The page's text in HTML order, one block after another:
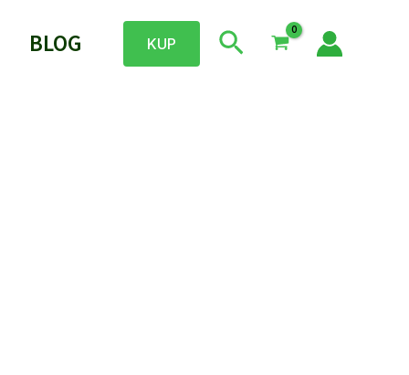
BLOG KUP Szukaj